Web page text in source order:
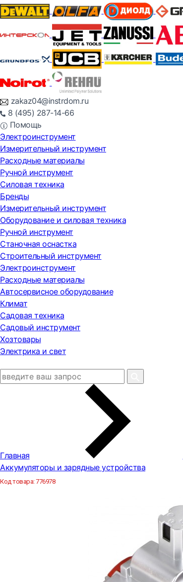
zakaz04@instrdom.ru
8 (495) 287-14-66
Помощь
Электроинструмент
Измерительный инструмент
Расходные материалы
Ручной инструмент
Силовая техника
Бренды
Измерительный инструмент
Оборудование и силовая техника
Ручной инструмент
Станочная оснастка
Строительный инструмент
Электроинструмент
Расходные материалы
Автосервисное оборудование
Климат
Садовая техника
Садовый инструмент
Хозтовары
Электрика и свет
Главная
Аккумуляторы и зарядные устройства
Код товара:776978